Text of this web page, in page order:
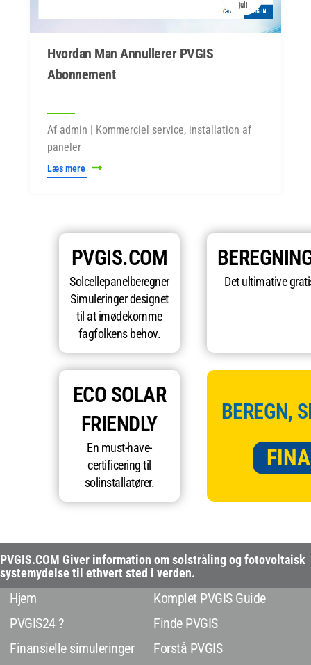
juli
Hvordan Man Annullerer PVGIS
Abonnement
Af admin | Kommerciel service, installation af
paneler
Læs mere
PVGIS.COM
Solcellepanelberegner
Simuleringer designet
til at imødekomme
fagfolkens behov.
Det ultimative
ECO SOLAR
FRIENDLY
En must-have-
certificering til
solinstallatører.
BEREGN,
PVGIS.COM Giver information om solstråling og fotovoltaisk
systemydelse til ethvert sted i verden.
Hjem
PVGIS24 ?
Finansielle simuleringer
Komplet PVGIS Guide
Finde PVGIS
Forstå PVGIS